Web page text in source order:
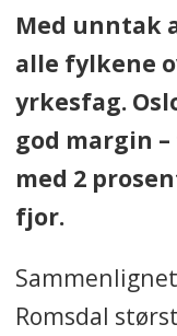
Med unntak
alle fylkene
yrkesfag.
god margin
med 2
fjor.
Romsdal